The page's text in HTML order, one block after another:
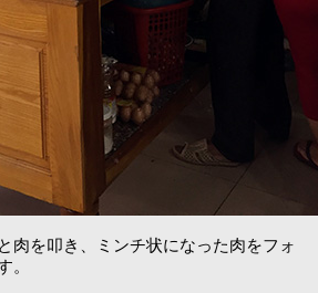
肉を叩き、ミンチ状になった肉をフォ
。